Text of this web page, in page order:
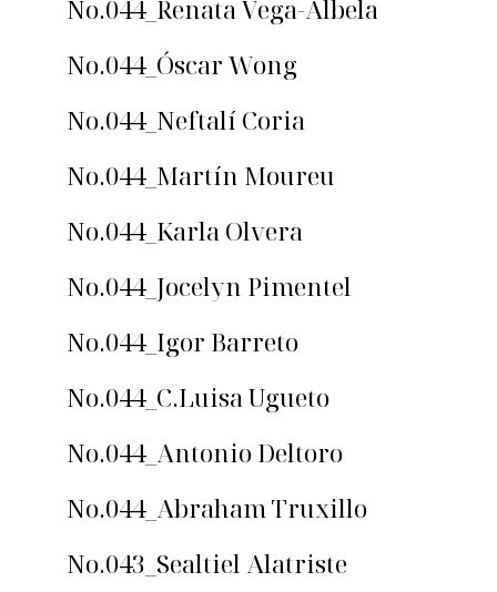
No.044_Renata Vega-Albela
No.044_Óscar Wong
No.044_Neftalí Coria
No.044_Martín Moureu
No.044_Karla Olvera
No.044_Jocelyn Pimentel
No.044_Igor Barreto
No.044_C.Luisa Ugueto
No.044_Antonio Deltoro
No.044_Abraham Truxillo
No.043_Sealtiel Alatriste